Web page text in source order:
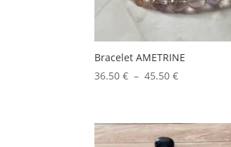
Bracelet AMETRINE
36.50€ – 45.50€Plage
36.50 €
à